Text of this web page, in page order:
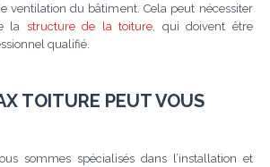
ventilation du bâtiment. Cela peut nécessiter
la structure de la toiture , qui doivent être
qualifié.
TOITURE PEUT VOUS
sommes spécialisés dans l’installation et